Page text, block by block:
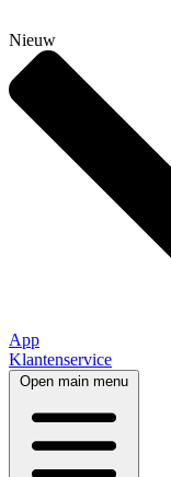
Nieuw
App
Klantenservice
Open main menu